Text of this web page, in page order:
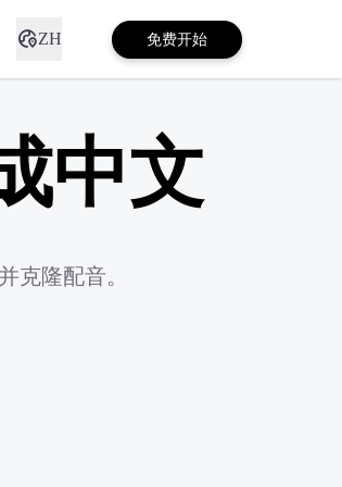
ZH 免费开始
中文
克隆配音。